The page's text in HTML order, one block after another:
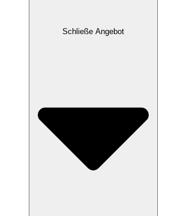
Schließe Angebot